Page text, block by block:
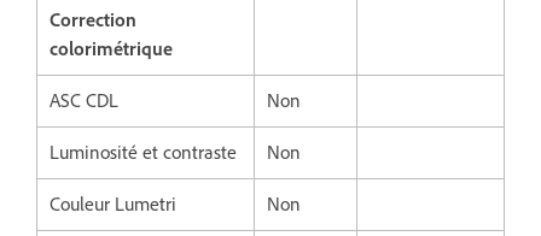
Correction
colorimétrique
ASC CDL Non
Luminosité et contraste Non
Couleur Lumetri Non